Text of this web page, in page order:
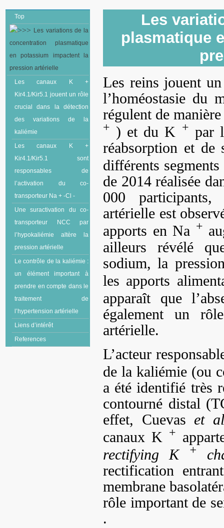
Top
Les variations de la
concentration plasmatique
en potassium impactent la
pression artérielle
Les canaux K +
Kir4.1/Kir5.1 jouent un rôle
crucial dans la détection
des variations de la
kaliémie
Les canaux K +
Kir4.1/Kir5.1 sont
responsables de
l’activation du co-
transporteur Na + -Cl -
Une suractivation du co-
transporteur NCC par
l’hypokaliémie altère la
pression artérielle
Le contrôle de la kaliémie :
un élément important à
prendre en compte dans le
traitement de
l’hypertension artérielle
Liens d’intérêt
References
Les
plasmatique
Les reins jouent
l’homéostasie du
régulent de
+ ) et du K + par
réabsorption et de
différents
de 2014 réalisée
000
artérielle est
apports en Na +
ailleurs révélé
sodium, la
les apports
apparaît que
également un
artérielle.
L’acteur
de la kaliémie (ou
a été identifié très
contourné distal
effet, Cuevas et
canaux K +
rectifying K
+
rectification
membrane
rôle important de
.